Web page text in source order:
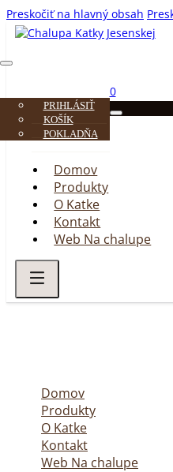
Preskočiť na hlavný obsah
PRIHLÁSIŤ
KOŠÍK
POKLADŇA
0
Domov
Produkty
O Katke
Kontakt
Web Na chalupe
Domov
Produkty
O Katke
Kontakt
Web Na chalupe